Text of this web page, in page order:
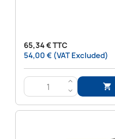
65,34 € TTC
54,00 € (VAT Excluded)
>
<
